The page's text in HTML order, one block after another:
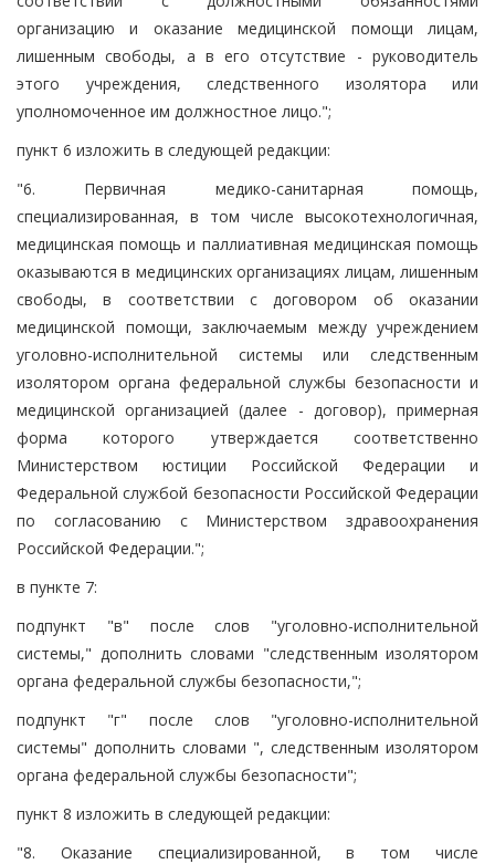
организацию и оказание медицинской помощи лицам,
лишенным свободы, а в его отсутствие - руководитель
этого учреждения, следственного изолятора или
уполномоченное им должностное лицо.";
пункт 6 изложить в следующей редакции:
"6. Первичная медико-санитарная помощь,
специализированная, в том числе высокотехнологичная,
медицинская помощь и паллиативная медицинская помощь
оказываются в медицинских организациях лицам, лишенным
свободы, в соответствии с договором об оказании
медицинской помощи, заключаемым между учреждением
уголовно-исполнительной системы или следственным
изолятором органа федеральной службы безопасности и
медицинской организацией (далее - договор), примерная
форма которого утверждается соответственно
Министерством юстиции Российской Федерации и
Федеральной службой безопасности Российской Федерации
по согласованию с Министерством здравоохранения
Российской Федерации.";
в пункте 7:
подпункт "в" после слов "уголовно-исполнительной
системы," дополнить словами "следственным изолятором
органа федеральной службы безопасности,";
подпункт "г" после слов "уголовно-исполнительной
системы" дополнить словами ", следственным изолятором
органа федеральной службы безопасности";
пункт 8 изложить в следующей редакции:
"8. Оказание специализированной, в том числе